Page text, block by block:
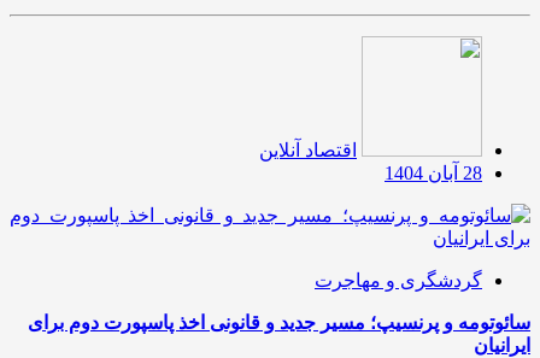
اقتصاد آنلاین
28 آبان 1404
گردشگری و مهاجرت
سائوتومه و پرنسیپ؛ مسیر جدید و قانونی اخذ پاسپورت دوم برای
ایرانیان